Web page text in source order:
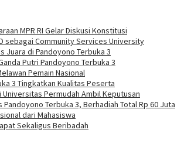
MPR RI Gelar Diskusi Konstitusi
sebagai Community Services University
Juara di Pandoyono Terbuka 3
Putri Pandoyono Terbuka 3
Pemain Nasional
3 Tingkatkan Kualitas Peserta
Permudah Ambil Keputusan
Terbuka 3, Berhadiah Total Rp 60 Juta
dari Mahasiswa
Sekaligus Beribadah